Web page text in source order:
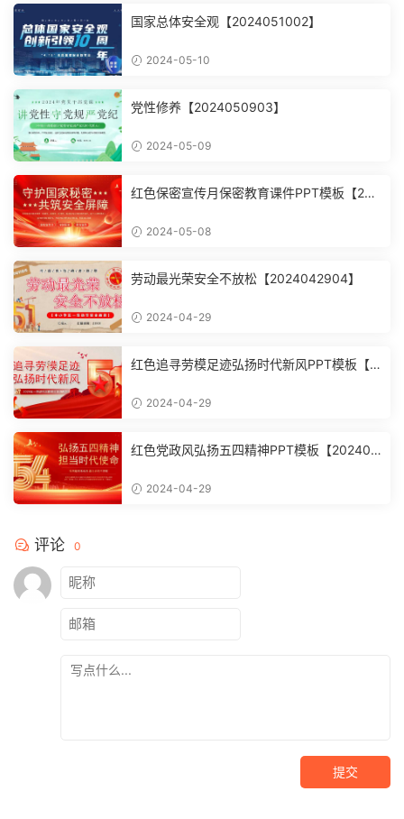
国家总体安全观【2024051002】
2024-05-10
党性修养【2024050903】
2024-05-09
红色保密宣传月保密教育课件PPT模板【202
2024-05-08
劳动最光荣安全不放松【2024042904】
2024-04-29
红色追寻劳模足迹弘扬时代新风PPT模板【2
2024-04-29
红色党政风弘扬五四精神PPT模板【202404
2024-04-29
评论 0
提交